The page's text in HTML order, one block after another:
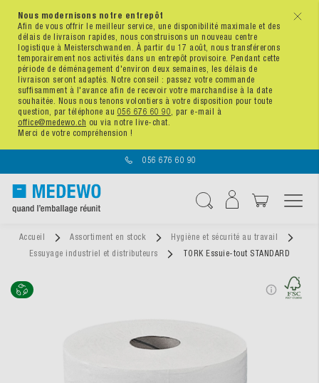
x
Nous modernisons notre entrepôt
Afin de vous offrir le meilleur service, une disponibilité maximale et des
délais de livraison rapides, nous construisons un nouveau centre
logistique à Meisterschwanden. À partir du 17 août, nous transférerons
temporairement nos activités dans un entrepôt provisoire. Pendant cette
période de déménagement d'environ deux semaines, les délais de
livraison seront adaptés. Notre conseil : passez votre commande
suffisamment à l'avance afin de recevoir votre marchandise à la date
souhaitée. Nous nous tenons volontiers à votre disposition pour toute
question, par téléphone au 056 676 60 90, par e-mail à
office@medewo.ch ou via notre live-chat.
Merci de votre compréhension !
056 676 60 90
Accueil Assortiment en stock
Hygiène et sécurité au travail
Essuyage industriel et distributeurs
TORK Essuie-tout STANDARD